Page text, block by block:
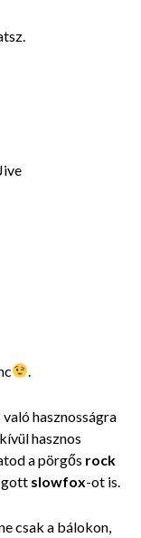
.
való hasznosságra
hasznos
a pörgős rock
slowfox-ot is.
csak a bálokon,